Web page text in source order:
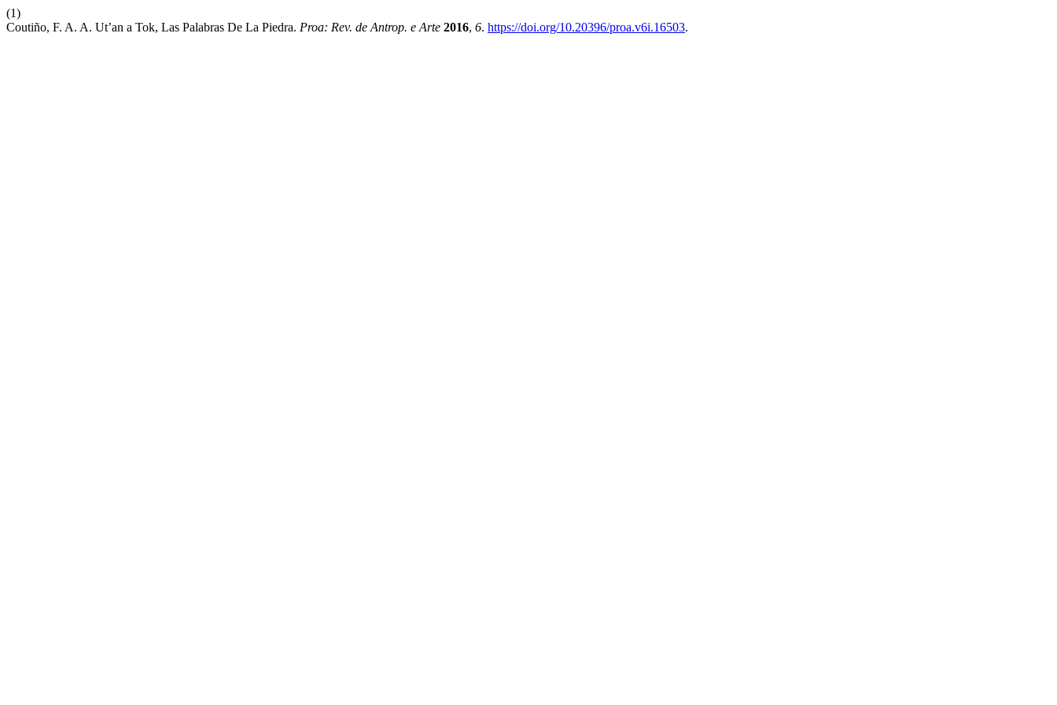
(1)
Coutiño, F. A. A. Ut’an a Tok, Las Palabras De La Piedra. Proa: Rev. de Antrop. e Arte 2016, 6. https://doi.org/10.20396/proa.v6i.16503.